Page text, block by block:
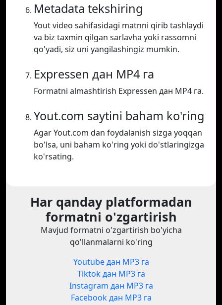
Metadata tekshiring
Yout video sahifasidagi matnni qirib tashlaydi
va biz taxmin qilgan sarlavha yoki rassomni
qo'yadi, siz uni yangilashingiz mumkin.
Expressen дан MP4 га
Formatni almashtirish Expressen дан MP4 га.
Yout.com saytini baham ko'ring
Agar Yout.com dan foydalanish sizga yoqqan
bo'lsa, uni baham ko'ring yoki do'stlaringizga
ko'rsating.
Har qanday platformadan
formatni o'zgartirish
Mavjud formatni o'zgartirish bo'yicha
qo'llanmalarni ko'ring
Youtube дан MP3 га
Tiktok дан MP3 га
Instagram дан MP3 га
Facebook дан MP3 га